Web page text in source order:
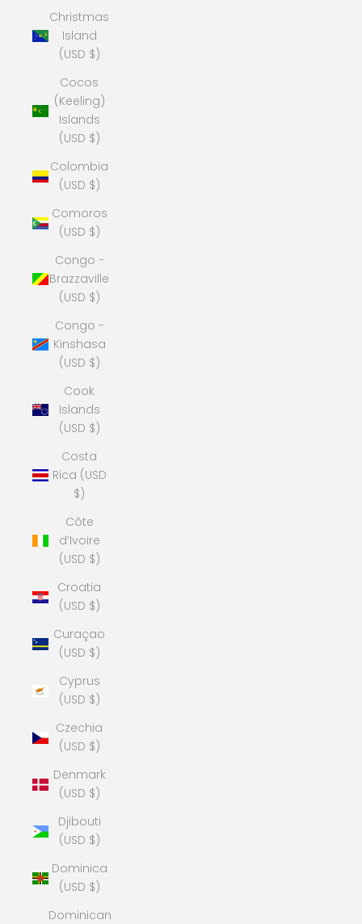
Christmas
Island
(USD $)
Cocos
(Keeling)
Islands
(USD $)
Colombia
(USD $)
Comoros
(USD $)
Congo -
Brazzaville
(USD $)
Congo -
Kinshasa
(USD $)
Cook
Islands
(USD $)
Costa
Rica (USD
$)
Côte
d’Ivoire
(USD $)
Croatia
(USD $)
Curaçao
(USD $)
Cyprus
(USD $)
Czechia
(USD $)
Denmark
(USD $)
Djibouti
(USD $)
Dominica
(USD $)
Dominican